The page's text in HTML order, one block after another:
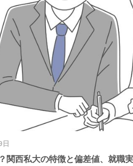
関西私大の特徴と偏差値、就職